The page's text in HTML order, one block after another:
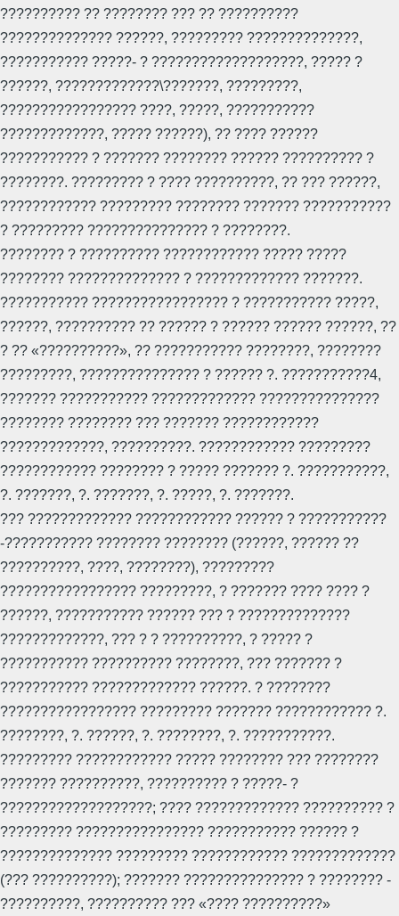
?????????? ?? ???????? ??? ?? ??????????
?????????????? ??????, ????????? ??????????????,
??????????? ?????- ? ???????????????????, ????? ?
??????, ?????????????\???????, ?????????,
????????????????? ????, ?????, ???????????
?????????????, ????? ??????), ?? ???? ??????
??????????? ? ??????? ???????? ?????? ?????????? ?
????????. ????????? ? ???? ??????????, ?? ??? ??????,
???????????? ????????? ???????? ??????? ???????????
? ????????? ??????????????? ? ????????.
???????? ? ?????????? ???????????? ????? ?????
???????? ?????????????? ? ????????????? ???????.
??????????? ????????????????? ? ??????????? ?????,
??????, ?????????? ?? ?????? ? ?????? ?????? ??????, ??
? ?? «??????????», ?? ??????????? ????????, ????????
?????????, ??????????????? ? ?????? ?. ???????????4,
??????? ??????????? ????????????? ???????????????
???????? ???????? ??? ??????? ????????????
?????????????, ??????????. ???????????? ?????????
???????????? ???????? ? ????? ??????? ?. ???????????,
?. ???????, ?. ???????, ?. ?????, ?. ???????.
??? ????????????? ???????????? ?????? ? ???????????
-??????????? ???????? ???????? (??????, ?????? ??
??????????, ????, ????????), ?????????
????????????????? ?????????, ? ??????? ???? ???? ?
??????, ??????????? ?????? ??? ? ??????????????
?????????????, ??? ? ? ??????????, ? ????? ?
??????????? ?????????? ????????, ??? ??????? ?
??????????? ????????????? ??????. ? ????????
????????????????? ????????? ??????? ???????????? ?.
????????, ?. ??????, ?. ????????, ?. ???????????.
????????? ???????????? ????? ???????? ??? ????????
??????? ??????????, ?????????? ? ?????- ?
???????????????????; ???? ????????????? ?????????? ?
????????? ???????????????? ??????????? ?????? ?
?????????????? ????????? ???????????? ?????????????
(??? ??????????); ??????? ??????????????? ? ???????? -
??????????, ?????????? ??? «???? ??????????»